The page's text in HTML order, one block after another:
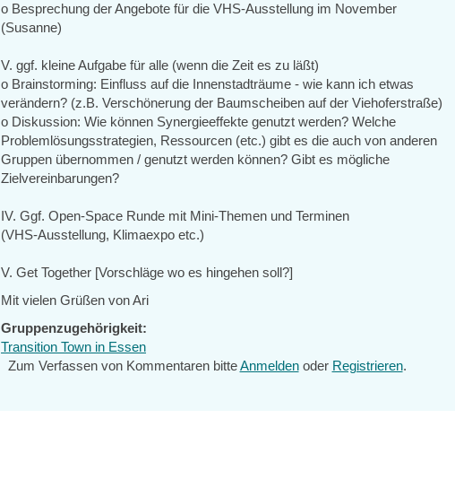
o Besprechung der Angebote für die VHS-Ausstellung im November
(Susanne)
V. ggf. kleine Aufgabe für alle (wenn die Zeit es zu läßt)
o Brainstorming: Einfluss auf die Innenstadträume - wie kann ich etwas
verändern? (z.B. Verschönerung der Baumscheiben auf der Viehoferstraße)
o Diskussion: Wie können Synergieeffekte genutzt werden? Welche
Problemlösungsstrategien, Ressourcen (etc.) gibt es die auch von anderen
Gruppen übernommen / genutzt werden können? Gibt es mögliche
Zielvereinbarungen?
IV. Ggf. Open-Space Runde mit Mini-Themen und Terminen
(VHS-Ausstellung, Klimaexpo etc.)
V. Get Together [Vorschläge wo es hingehen soll?]
Mit vielen Grüßen von Ari
Gruppenzugehörigkeit:
Transition Town in Essen
Zum Verfassen von Kommentaren bitteAnmeldenoder Registrieren.